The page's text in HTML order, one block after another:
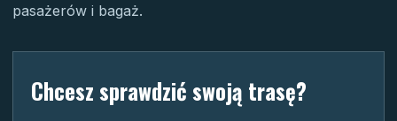
pasażerów i bagaż.
Chcesz sprawdzić swoją trasę?